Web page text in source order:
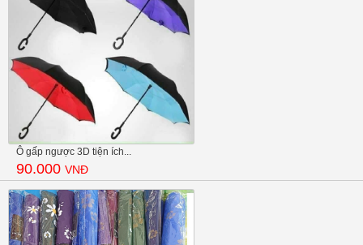
Ô gấp ngược 3D tiện ích...
90.000 VNĐ